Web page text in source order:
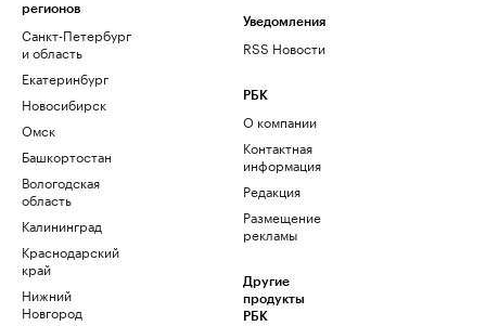
регионов
Санкт-Петербург
и область
Екатеринбург
Новосибирск
Омск
Башкортостан
Вологодская
область
Калининград
Краснодарский
край
Нижний
Новгород
Уведомления
RSS Новости
РБК
О компании
Контактная
информация
Редакция
Размещение
рекламы
Другие
продукты
РБК